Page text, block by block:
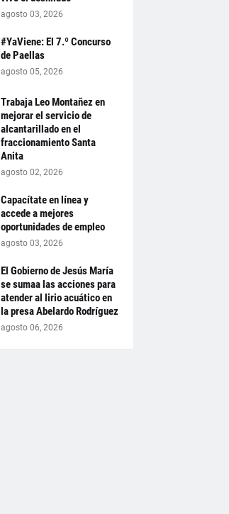
agosto 03, 2026
#YaViene: El 7.º Concurso
de Paellas
agosto 05, 2026
Trabaja Leo Montañez en
mejorar el servicio de
alcantarillado en el
fraccionamiento Santa
Anita
agosto 02, 2026
Capacítate en línea y
accede a mejores
oportunidades de empleo
agosto 03, 2026
El Gobierno de Jesús María
se sumaa las acciones para
atender al lirio acuático en
la presa Abelardo Rodríguez
agosto 06, 2026